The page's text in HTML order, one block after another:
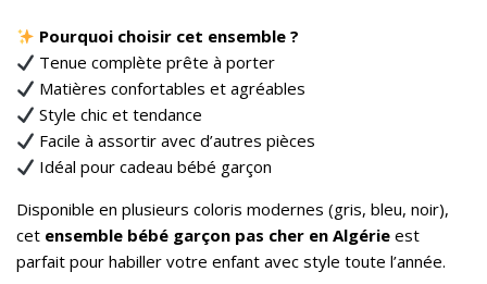
Pourquoi choisir cet ensemble ?
Tenue complète prête à porter
Matières confortables et agréables
Style chic et tendance
Facile à assortir avec d’autres pièces
Idéal pour cadeau bébé garçon
Disponible en plusieurs coloris modernes (gris, bleu, noir),
cet ensemble bébé garçon pas cher en Algérie est
parfait pour habiller votre enfant avec style toute l’année.